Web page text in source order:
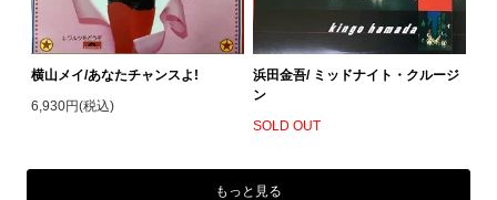
横山メイ/あなたチャンスよ!
6,930円(税込)
浜田金吾/ ミッドナイト・クルージ
ン
SOLD OUT
もっと見る